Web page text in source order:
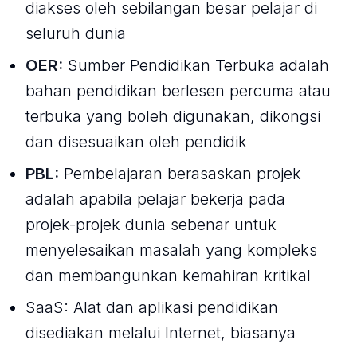
diakses oleh sebilangan besar pelajar di
seluruh dunia
OER: Sumber Pendidikan Terbuka adalah
bahan pendidikan berlesen percuma atau
terbuka yang boleh digunakan, dikongsi
dan disesuaikan oleh pendidik
PBL: Pembelajaran berasaskan projek
adalah apabila pelajar bekerja pada
projek-projek dunia sebenar untuk
menyelesaikan masalah yang kompleks
dan membangunkan kemahiran kritikal
SaaS: Alat dan aplikasi pendidikan
disediakan melalui Internet, biasanya